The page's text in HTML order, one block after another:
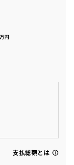
支払総額とは